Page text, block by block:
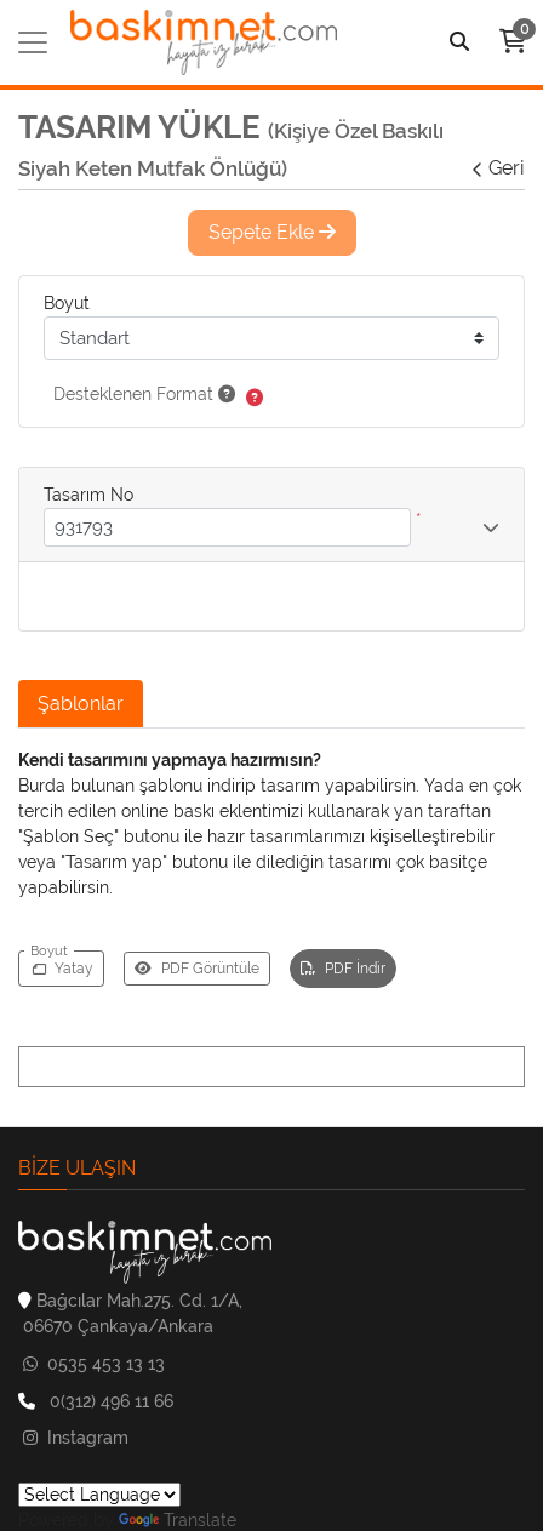
0
TASARIM YÜKLE (Kişiye Özel Baskılı
Siyah Keten Mutfak Önlüğü)
Geri
Şablonlar
Kendi tasarımını yapmaya hazırmısın?
Burda bulunan şablonu indirip tasarım yapabilirsin. Yada en çok
tercih edilen online baskı eklentimizi kullanarak yan taraftan
"Şablon Seç" butonu ile hazır tasarımlarımızı kişiselleştirebilir
veya "Tasarım yap" butonu ile dilediğin tasarımı çok basitçe
yapabilirsin.
Boyut
Yatay PDF Görüntüle PDF İndir
Sepete Ekle
Boyut
Desteklenen Format
Tasarım No
*
BIZE ULAŞIN
Bağcılar Mah.275. Cd. 1/A,
06670 Çankaya/Ankara
0535 453 13 13
0(312) 496 11 66
Instagram
Translate